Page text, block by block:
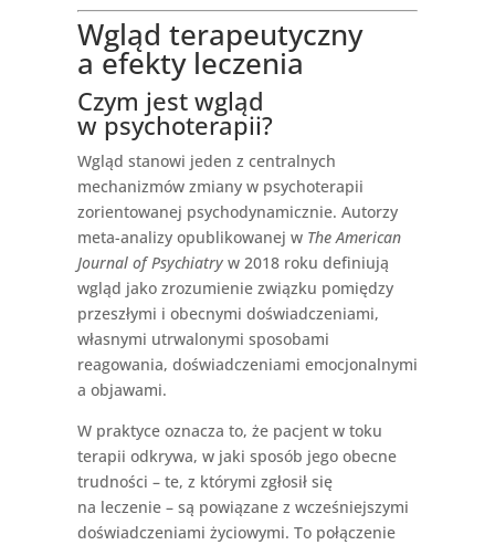
Wgląd terapeutyczny
a efekty leczenia
Czym jest wgląd
w psychoterapii?
Wgląd stanowi jeden z centralnych
mechanizmów zmiany w psychoterapii
zorientowanej psychodynamicznie. Autorzy
meta-analizy opublikowanej w The American
Journal of Psychiatryw 2018 roku definiują
wgląd jako zrozumienie związku pomiędzy
przeszłymi i obecnymi doświadczeniami,
własnymi utrwalonymi sposobami
reagowania, doświadczeniami emocjonalnymi
a objawami.
W praktyce oznacza to, że pacjent w toku
terapii odkrywa, w jaki sposób jego obecne
trudności – te, z którymi zgłosił się
na leczenie – są powiązane z wcześniejszymi
doświadczeniami życiowymi. To połączenie